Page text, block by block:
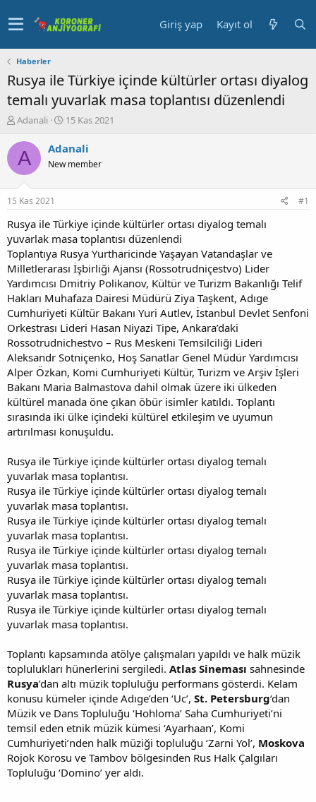
Giriş yap Kayıt ol
Haberler
Rusya ile Türkiye içinde kültürler ortası diyalog
temalı yuvarlak masa toplantısı düzenlendi
K
n
u
y
b
a
ş
a
t
a
n
Adanali
B
ş
a
ç
a
r
i
h
i
15 Kas 2021
A Adanali
New member
15 Kas 2021 #1
Rusya ile Türkiye içinde kültürler ortası diyalog temalı
yuvarlak masa toplantısı düzenlendi
Toplantıya Rusya Yurtharicinde Yaşayan Vatandaşlar ve
Milletlerarası İşbirliği Ajansı (Rossotrudniçestvo) Lider
Yardımcısı Dmitriy Polikanov, Kültür ve Turizm Bakanlığı Telif
Hakları Muhafaza Dairesi Müdürü Ziya Taşkent, Adıge
Cumhuriyeti Kültür Bakanı Yuri Autlev, İstanbul Devlet Senfoni
Orkestrası Lideri Hasan Niyazi Tipe, Ankara’daki
Rossotrudnichestvo – Rus Meskeni Temsilciliği Lideri
Aleksandr Sotniçenko, Hoş Sanatlar Genel Müdür Yardımcısı
Alper Özkan, Komi Cumhuriyeti Kültür, Turizm ve Arşiv İşleri
Bakanı Maria Balmastova dahil olmak üzere iki ülkeden
kültürel manada öne çıkan öbür isimler katıldı. Toplantı
sırasında iki ülke içindeki kültürel etkileşim ve uyumun
artırılması konuşuldu.
Rusya ile Türkiye içinde kültürler ortası diyalog temalı
yuvarlak masa toplantısı.
Rusya ile Türkiye içinde kültürler ortası diyalog temalı
yuvarlak masa toplantısı.
Rusya ile Türkiye içinde kültürler ortası diyalog temalı
yuvarlak masa toplantısı.
Rusya ile Türkiye içinde kültürler ortası diyalog temalı
yuvarlak masa toplantısı.
Rusya ile Türkiye içinde kültürler ortası diyalog temalı
yuvarlak masa toplantısı.
Rusya ile Türkiye içinde kültürler ortası diyalog temalı
yuvarlak masa toplantısı.
Toplantı kapsamında atölye çalışmaları yapıldı ve halk müzik
toplulukları hünerlerini sergiledi. Atlas Sineması sahnesinde
Rusya’dan altı müzik topluluğu performans gösterdi. Kelam
konusu kümeler içinde Adıge’den ‘Uc’, St. Petersburg‘dan
Müzik ve Dans Topluluğu ‘Hohloma’ Saha Cumhuriyeti’ni
temsil eden etnik müzik kümesi ‘Ayarhaan’, Komi
Cumhuriyeti’nden halk müziği topluluğu ‘Zarni Yol’, Moskova
Rojok Korosu ve Tambov bölgesinden Rus Halk Çalgıları
Topluluğu ‘Domino’ yer aldı.